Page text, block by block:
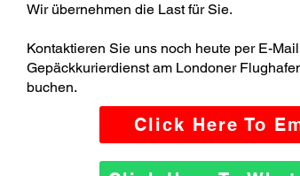
Wir übernehmen die Last für Sie.
Kontaktieren Sie uns noch heute per E-
Gepäckkurierdienst am Londoner
buchen.
Click Here To